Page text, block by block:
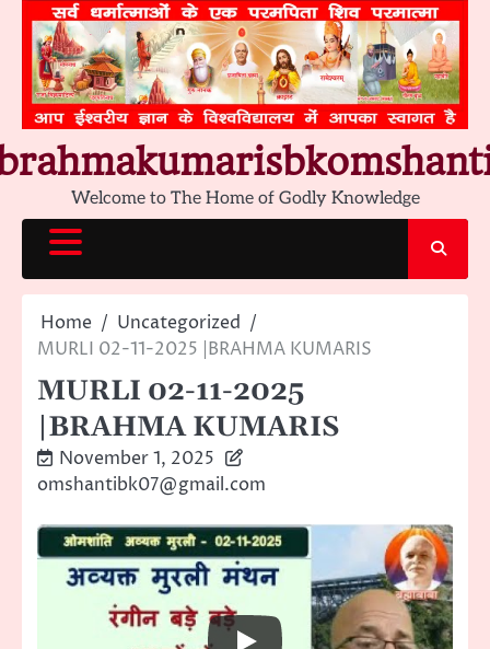
content
Welcome to The Home of Godly Knowledge
Home
Uncategorized
MURLI 02-11-2025 |BRAHMA KUMARIS
MURLI 02-11-2025
|BRAHMA KUMARIS
November 1, 2025
omshantibk07@gmail.com